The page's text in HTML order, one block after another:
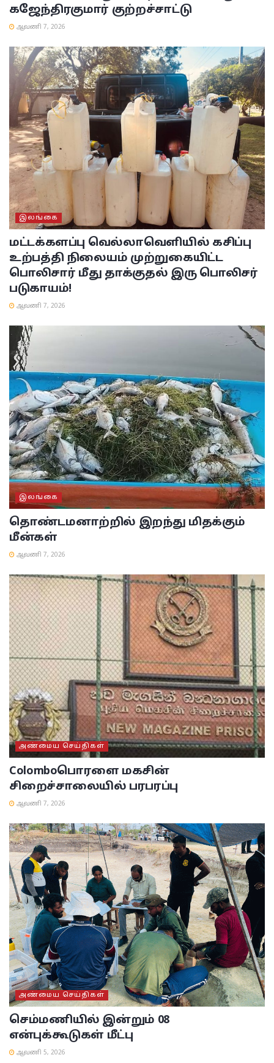
கஜேந்திரகுமார் குற்றச்சாட்டு
ஆவணி 7, 2026
இலங்கை
மட்டக்களப்பு வெல்லாவெளியில் கசிப்பு
உற்பத்தி நிலையம் முற்றுகையிட்ட
பொலிசார் மீது தாக்குதல் இரு பொலிசர்
படுகாயம்!
ஆவணி 7, 2026
இலங்கை
தொண்டமனாற்றில் இறந்து மிதக்கும்
மீன்கள்
ஆவணி 7, 2026
அண்மைய செய்திகள்
Colomboபொரளை மகசின்
சிறைச்சாலையில் பரபரப்பு
ஆவணி 7, 2026
அண்மைய செய்திகள்
செம்மணியில் இன்றும் 08
என்புக்கூடுகள் மீட்பு
ஆவணி 5, 2026